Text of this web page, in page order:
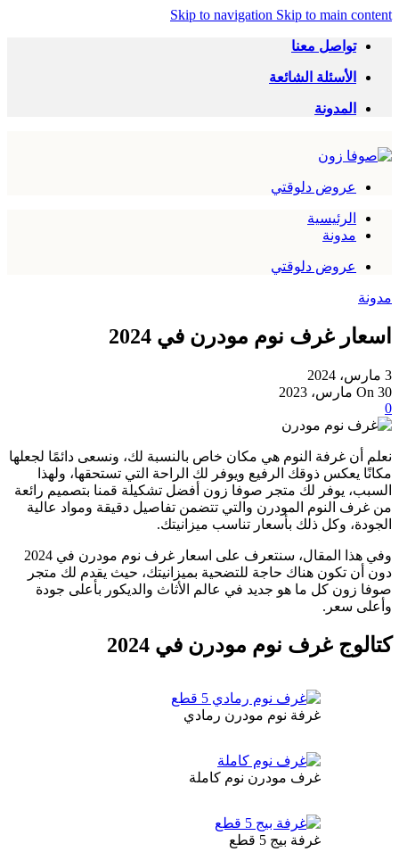
Skip to navigation Skip to main content
تواصل معنا
الأسئلة الشائعة
المدونة
عروض دلوقتي
الرئيسية
مدونة
عروض دلوقتي
مدونة
اسعار غرف نوم مودرن في 2024
3 مارس، 2024
On 30 مارس، 2023
0
نعلم أن غرفة النوم هي مكان خاص بالنسبة لك، ونسعى دائمًا لجعلها
مكانًا يعكس ذوقك الرفيع ويوفر لك الراحة التي تستحقها، ولهذا
السبب، يوفر لك متجر صوفا زون أفضل تشكيلة قمنا بتصميم رائعة
من غرف النوم المودرن والتي تتضمن تفاصيل دقيقة ومواد عالية
الجودة، وكل ذلك بأسعار تناسب ميزانيتك.
وفي هذا المقال، سنتعرف على اسعار غرف نوم مودرن في 2024
دون أن تكون هناك حاجة للتضحية بميزانيتك، حيث يقدم لك متجر
صوفا زون كل ما هو جديد في عالم الأثاث والديكور بأعلى جودة
وأعلى سعر.
كتالوج غرف نوم مودرن في 2024
غرفة نوم مودرن رمادي
غرف مودرن نوم كاملة
غرفة بيج 5 قطع